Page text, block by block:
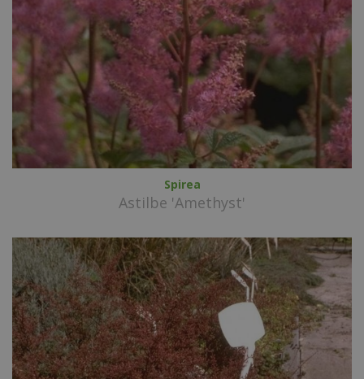
Spirea
Astilbe 'Amethyst'